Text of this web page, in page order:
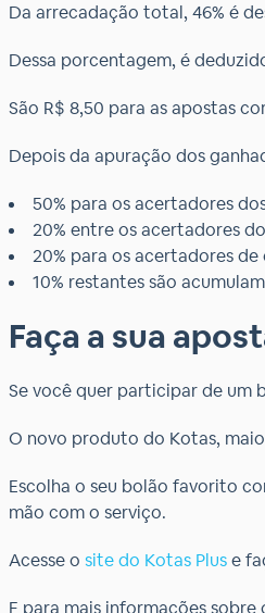
Da arrecadação total, 46% é
Dessa porcentagem, é
São R$ 8,50 para as apostas
Depois da apuração dos
50% para os acertadores
20% entre os acertadores
20% para os acertadores
10% restantes são
Faça a sua
Se você quer participar de um
O novo produto do Kotas,
Escolha o seu bolão favorito
mão com o serviço.
Acesse o site do Kotas Pluse
E para mais informações